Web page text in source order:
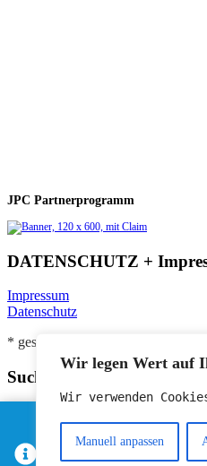
Wir legen Wert auf
Wir verwenden
Manuell anpassen
JPC Partnerprogramm
DATENSCHUTZ +
Impressum
Datenschutz
* gesponsorter Link
Suche
Alle Beiträge der Seite
Wir setzen Google
Informationen zur